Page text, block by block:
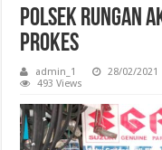
Polsek Rungan
Prokes
admin_1 28/02/2021
493 Views